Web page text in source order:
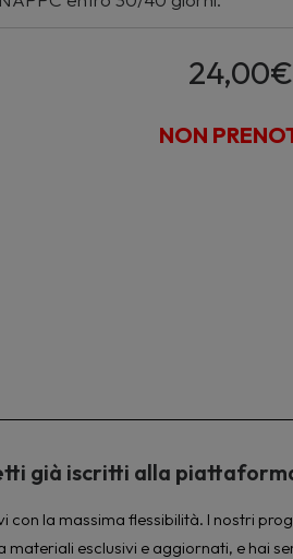
24,00€
NON
già iscritti alla
con la massima flessibilità. I nostri
materiali esclusivi e aggiornati, e hai